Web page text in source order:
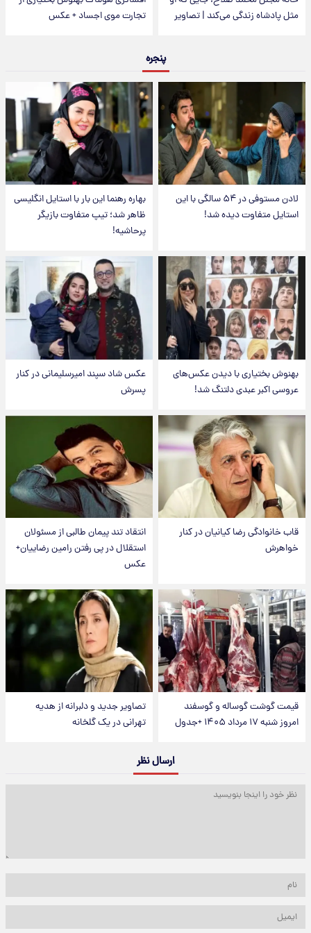
مثل پادشاه زندگی می‌کند | تصاویر
تجارت موی اجساد + عکس
پنجره
لادن مستوفی در ۵۴ سالگی با این
استایل متفاوت دیده شد!
بهاره رهنما این بار با استایل انگلیسی
ظاهر شد؛ تیپ متفاوت بازیگر
پرحاشیه!
بهنوش بختیاری با دیدن عکس‌های
عروسی اکبر عبدی دلتنگ شد!
عکس شاد سپند امیرسلیمانی در کنار
پسرش
قاب خانوادگی رضا کیانیان در کنار
خواهرش
انتقاد تند پیمان طالبی از مسئولان
استقلال در پی رفتن رامین رضاییان+
عکس
قیمت گوشت گوساله و گوسفند
امروز شنبه ۱۷ مرداد ۱۴۰۵ +جدول
تصاویر جدید و دلبرانه از هدیه
تهرانی در یک گلخانه
ارسال نظر